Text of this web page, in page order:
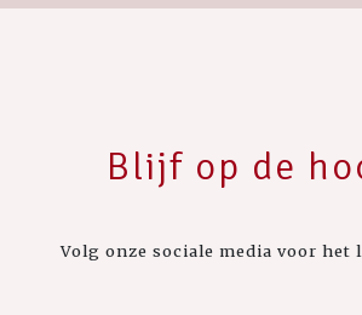
Blijf op de
Volg onze sociale media voor het